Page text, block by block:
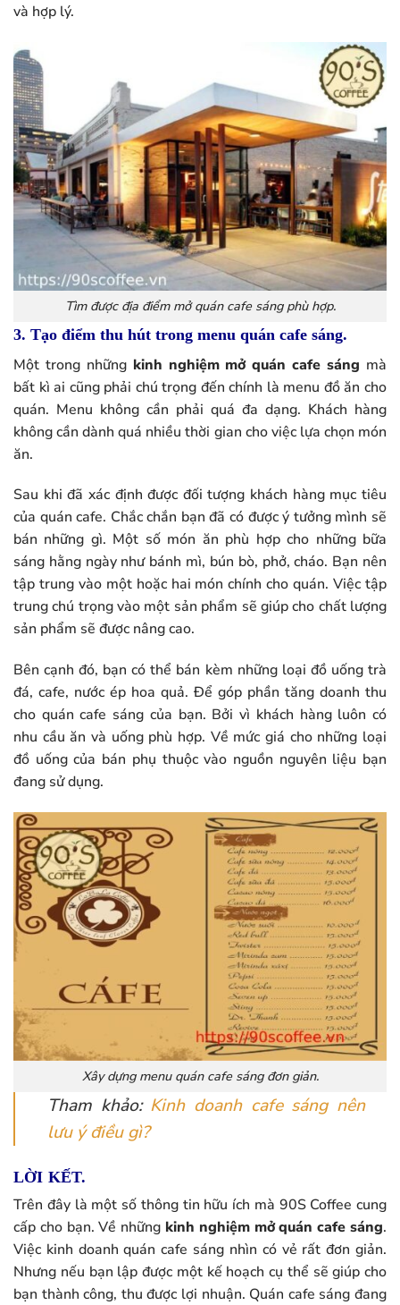
và hợp lý.
Tìm được địa điểm mở quán cafe sáng phù hợp.
3. Tạo điểm thu hút trong menu quán cafe sáng.
Một trong những kinh nghiệm mở quán cafe sáng mà
bất kì ai cũng phải chú trọng đến chính là menu đồ ăn cho
quán. Menu không cần phải quá đa dạng. Khách hàng
không cần dành quá nhiều thời gian cho việc lựa chọn món
ăn.
Sau khi đã xác định được đối tượng khách hàng mục tiêu
của quán cafe. Chắc chắn bạn đã có được ý tưởng mình sẽ
bán những gì. Một số món ăn phù hợp cho những bữa
sáng hằng ngày như bánh mì, bún bò, phở, cháo. Bạn nên
tập trung vào một hoặc hai món chính cho quán. Việc tập
trung chú trọng vào một sản phẩm sẽ giúp cho chất lượng
sản phẩm sẽ được nâng cao.
Bên cạnh đó, bạn có thể bán kèm những loại đồ uống trà
đá, cafe, nước ép hoa quả. Để góp phần tăng doanh thu
cho quán cafe sáng của bạn. Bởi vì khách hàng luôn có
nhu cầu ăn và uống phù hợp. Về mức giá cho những loại
đồ uống của bán phụ thuộc vào nguồn nguyên liệu bạn
đang sử dụng.
Xây dựng menu quán cafe sáng đơn giản.
Tham khảo: Kinh doanh cafe sáng nên
lưu ý điều gì?
LỜI KẾT.
Trên đây là một số thông tin hữu ích mà 90S Coffee cung
cấp cho bạn. Về những kinh nghiệm mở quán cafe sáng.
Việc kinh doanh quán cafe sáng nhìn có vẻ rất đơn giản.
Nhưng nếu bạn lập được một kế hoạch cụ thể sẽ giúp cho
bạn thành công, thu được lợi nhuận. Quán cafe sáng đang